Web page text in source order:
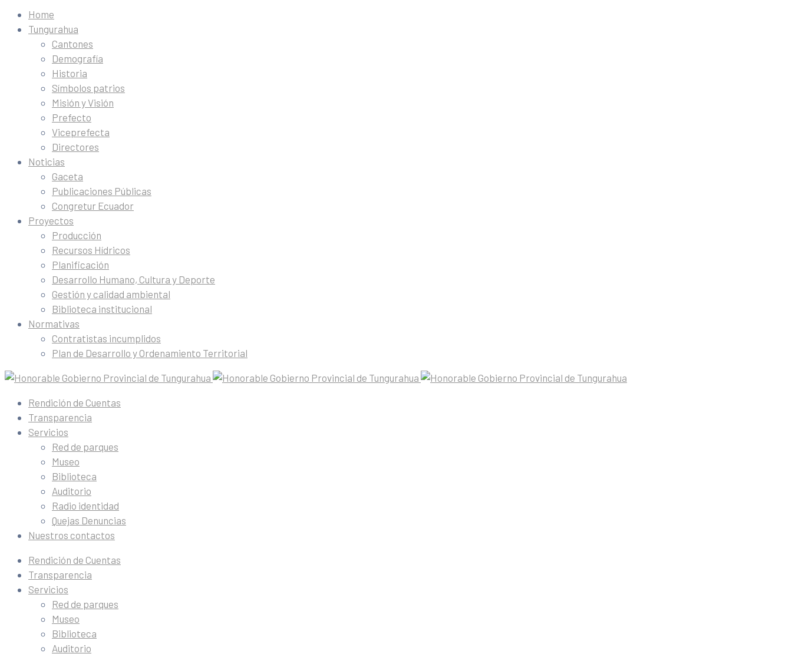
Home
Tungurahua
Cantones
Demografía
Historia
Símbolos patrios
Misión y Visión
Prefecto
Viceprefecta
Directores
Noticias
Gaceta
Publicaciones Públicas
Congretur Ecuador
Proyectos
Producción
Recursos Hídricos
Planificación
Desarrollo Humano, Cultura y Deporte
Gestión y calidad ambiental
Biblioteca institucional
Normativas
Contratistas incumplidos
Plan de Desarrollo y Ordenamiento Territorial
Rendición de Cuentas
Transparencia
Servicios
Red de parques
Museo
Biblioteca
Auditorio
Radio identidad
Quejas Denuncias
Nuestros contactos
Rendición de Cuentas
Transparencia
Servicios
Red de parques
Museo
Biblioteca
Auditorio